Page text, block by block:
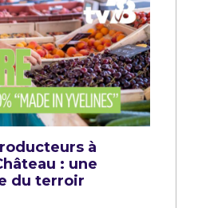
à
: une
du terroir